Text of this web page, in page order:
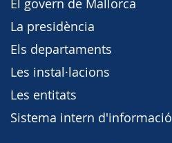
El govern de Mallorca
La presidència
Els departaments
Les instal·lacions
Les entitats
Sistema intern d'informació